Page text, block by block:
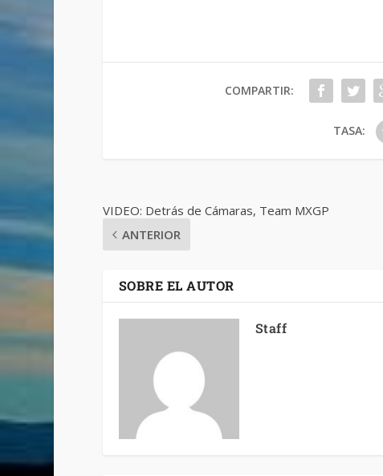
COMPARTIR:
TASA:
VIDEO: Detrás de Cámaras, Team MXGP
ANTERIOR
SOBRE EL AUTOR
Staff